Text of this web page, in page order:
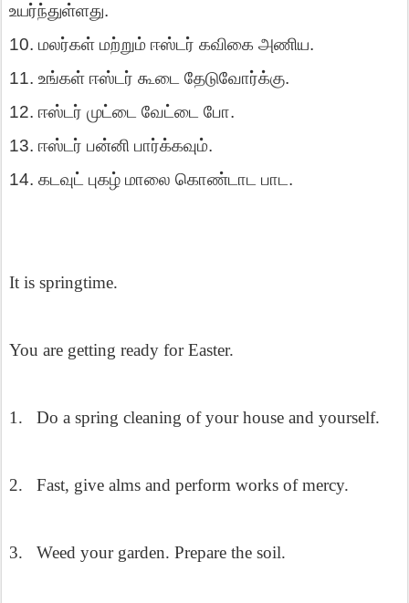
உயர்ந்துள்ளது.
10. மலர்கள் மற்றும் ஈஸ்டர் கவிகை அணிய.
11. உங்கள் ஈஸ்டர் கூடை தேடுவோர்க்கு.
12. ஈஸ்டர் முட்டை வேட்டை போ.
13. ஈஸ்டர் பன்னி பார்க்கவும்.
14. கடவுட் புகழ் மாலை கொண்டாட பாட .
It is springtime.
You are getting ready for Easter.
1. Do a spring cleaning of your house and yourself.
2. Fast, give alms and perform works of mercy.
3. Weed your garden. Prepare the soil.